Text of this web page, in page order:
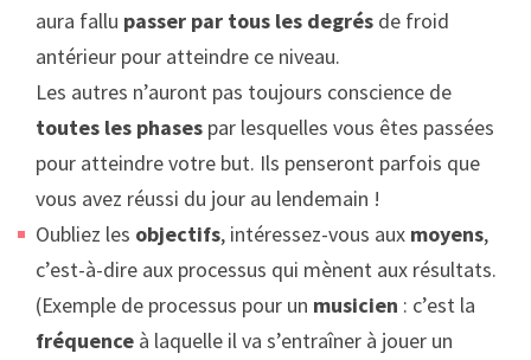
aura fallu passer par tous les degrés de froid
antérieur pour atteindre ce niveau.
Les autres n’auront pas toujours conscience de
toutes les phases par lesquelles vous êtes passées
pour atteindre votre but. Ils penseront parfois que
vous avez réussi du jour au lendemain !
Oubliez les objectifs, intéressez-vous aux moyens,
c’est-à-dire aux processus qui mènent aux résultats.
(Exemple de processus pour un musicien : c’est la
fréquence à laquelle il va s’entraîner à jouer un